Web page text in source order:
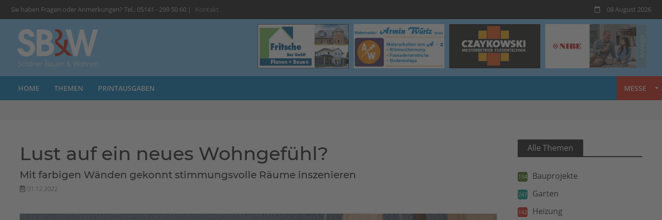
Sie haben Fragen oder Anmerkungen? Tel.: 05141 - 299 50 60 | Kontakt 08 August 2026
HOME THEMEN PRINTAUSGABEN MESSE
Lust auf ein neues Wohngefühl?
Mit farbigen Wänden gekonnt stimmungsvolle Räume inszenieren
01.12.2022
Alle Themen
134 Bauprojekte
247 Garten
142 Heizung